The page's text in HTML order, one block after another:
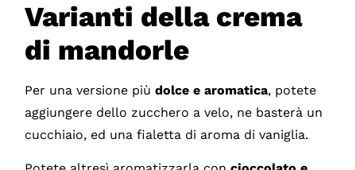
Varianti della crema
di mandorle
Per una versione piùdolce e aromatica, potete
aggiungere dello zucchero a velo, ne basterà un
cucchiaio, ed una fialetta di aroma di vaniglia.